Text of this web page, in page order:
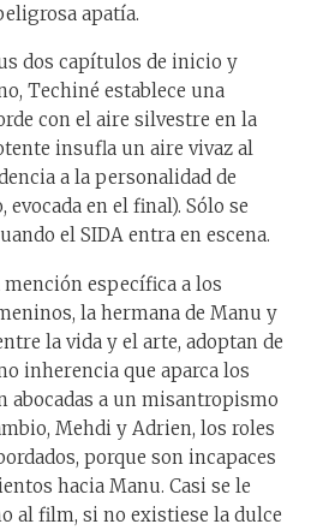
apatía.
dos capítulos de inicio y
Techiné establece una
con el aire silvestre en la
insufla un aire vivaz al
a la personalidad de
en el final). Sólo se
el SIDA entra en escena.
específica a los
la hermana de Manu y
la vida y el arte, adoptan de
inherencia que aparca los
abocadas a un misantropismo
Mehdi y Adrien, los roles
porque son incapaces
hacia Manu. Casi se le
al film, si no existiese la dulce